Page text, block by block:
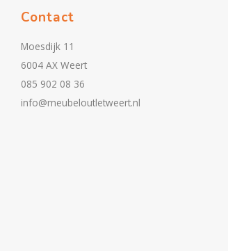
Contact
Moesdijk 11
6004 AX Weert
085 902 08 36
info@meubeloutletweert.nl